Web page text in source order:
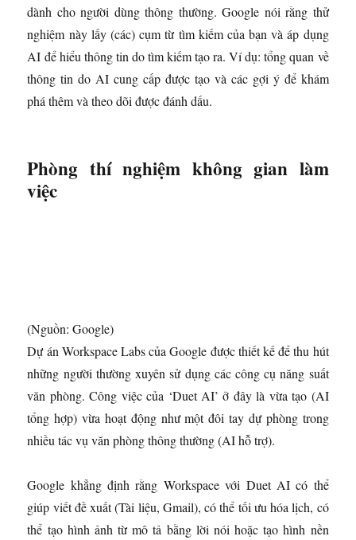
dành cho người dùng thông thường. Google nói rằng thử
nghiệm này lấy (các) cụm từ tìm kiếm của bạn và áp dụng
AI để hiểu thông tin do tìm kiếm tạo ra. Ví dụ: tổng quan về
thông tin do AI cung cấp được tạo và các gợi ý để khám
phá thêm và theo dõi được đánh dấu.
Phòng thí nghiệm không gian làm
việc
(Nguồn: Google)
Dự án Workspace Labs của Google được thiết kế để thu hút
những người thường xuyên sử dụng các công cụ năng suất
văn phòng. Công việc của ‘Duet AI’ ở đây là vừa tạo (AI
tổng hợp) vừa hoạt động như một đôi tay dự phòng trong
nhiều tác vụ văn phòng thông thường (AI hỗ trợ).
Google khẳng định rằng Workspace với Duet AI có thể
giúp viết đề xuất (Tài liệu, Gmail), có thể tối ưu hóa lịch, có
thể tạo hình ảnh từ mô tả bằng lời nói hoặc tạo hình nền